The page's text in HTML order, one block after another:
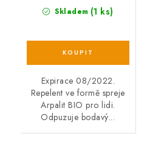
Skladem (1 ks)
Expirace 08/2022.
Repelent ve formě spreje
Arpalit BIO pro lidi.
Odpuzuje bodavý...